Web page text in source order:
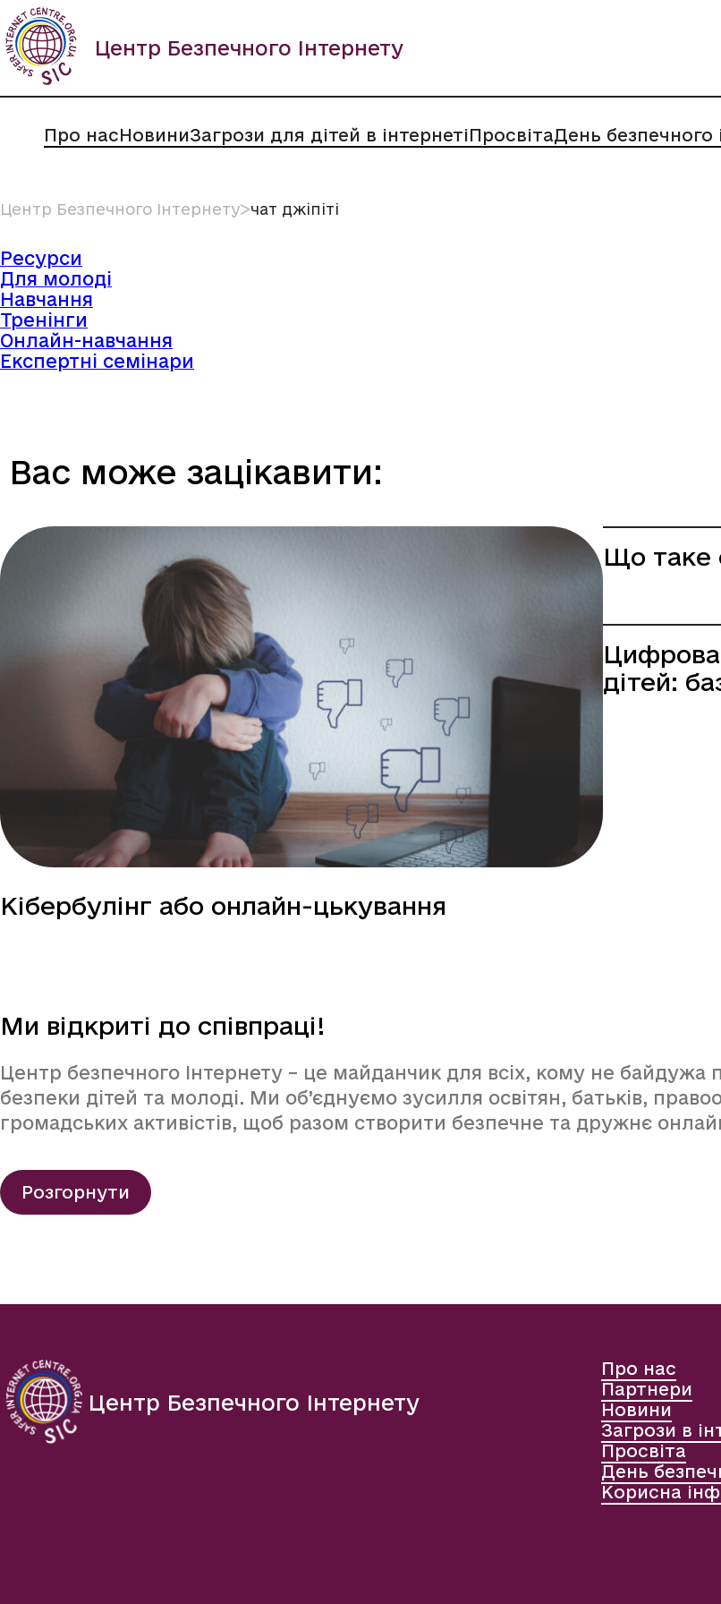
Пропустити
вміст
Центр Безпечного Інтернету
Про насНовиниЗагрози для дітей в інтернетіПросвітаДень безпечного
Центр Безпечного Інтернетуᐳчат джіпіті
Ресурси
Для молоді
Навчання
Тренінги
Онлайн-навчання
Експертні семінари
Вас може зацікавити:
Кібербулінг або онлайн-цькування
Що таке
Цифрова
дітей:
Ми відкриті до співпраці!
Центр безпечного Інтернету – це майданчик для всіх, кому не
безпеки дітей та молоді. Ми об’єднуємо зусилля освітян, батьків,
громадських активістів, щоб разом створити безпечне та дружнє
Розгорнути
Центр Безпечного Інтернету
Про нас
Партнери
Новини
Загрози в
Просвіта
День
Корисна